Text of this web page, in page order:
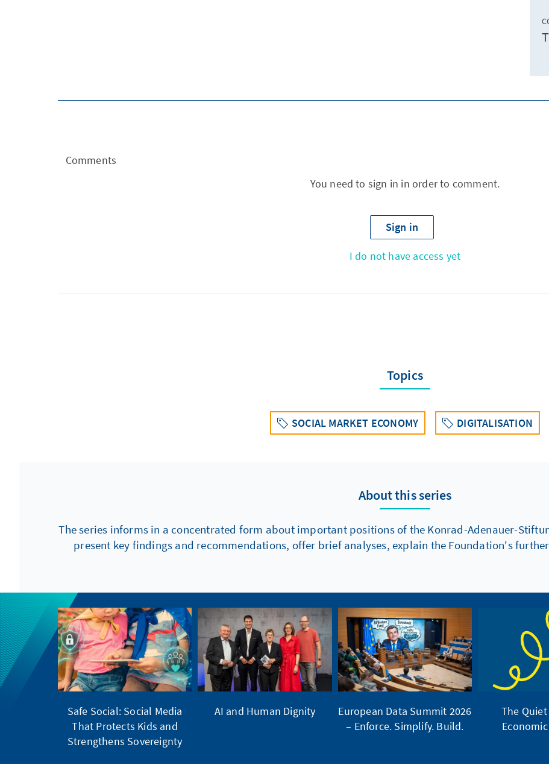
Comments
You need to sign in in order to comment.
Sign in
I do not have access yet
Topics
SOCIAL MARKET ECONOMY DIGITALISATION
About this series
The series informs in a concentrated form about important positions of the Konrad-Adenauer-
present key findings and recommendations, offer brief analyses, explain the Foundation's
Safe Social: Social Media
That Protects Kids and
Strengthens Sovereignty
AI and Human Dignity
European Data Summit 2026
– Enforce. Simplify. Build.
The